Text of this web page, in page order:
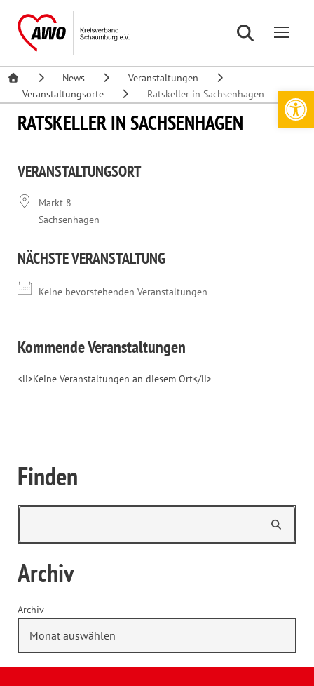
News
Veranstaltungen
Veranstaltungsorte
Ratskeller in Sachsenhagen
RATSKELLER IN SACHSENHAGEN
VERANSTALTUNGSORT
Markt 8
Sachsenhagen
NÄCHSTE VERANSTALTUNG
Keine bevorstehenden Veranstaltungen
Kommende Veranstaltungen
<li>Keine Veranstaltungen an diesem Ort</li>
Finden
Archiv
Archiv
Werkzeugleiste öffnen